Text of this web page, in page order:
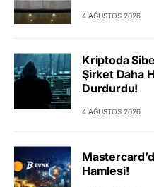
4 AĞUSTOS 2026
Kriptoda
Şirket Daha
Durdurdu!
4 AĞUSTOS 2026
Hamlesi!